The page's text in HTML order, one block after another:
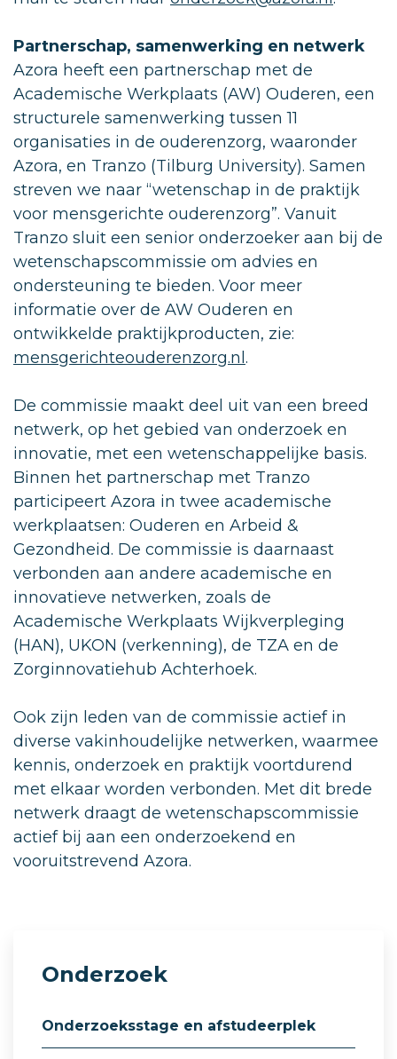
Partnerschap, samenwerking en netwerk
Azora heeft een partnerschap met de
Academische Werkplaats (AW) Ouderen, een
structurele samenwerking tussen 11
organisaties in de ouderenzorg, waaronder
Azora, en Tranzo (Tilburg University). Samen
streven we naar “wetenschap in de praktijk
voor mensgerichte ouderenzorg”. Vanuit
Tranzo sluit een senior onderzoeker aan bij de
wetenschapscommissie om advies en
ondersteuning te bieden. Voor meer
informatie over de AW Ouderen en
ontwikkelde praktijkproducten, zie:
mensgerichteouderenzorg.nl .
De commissie maakt deel uit van een breed
netwerk, op het gebied van onderzoek en
innovatie, met een wetenschappelijke basis.
Binnen het partnerschap met Tranzo
participeert Azora in twee academische
werkplaatsen: Ouderen en Arbeid &
Gezondheid. De commissie is daarnaast
verbonden aan andere academische en
innovatieve netwerken, zoals de
Academische Werkplaats Wijkverpleging
(HAN), UKON (verkenning), de TZA en de
Zorginnovatiehub Achterhoek.
Ook zijn leden van de commissie actief in
diverse vakinhoudelijke netwerken, waarmee
kennis, onderzoek en praktijk voortdurend
met elkaar worden verbonden. Met dit brede
netwerk draagt de wetenschapscommissie
actief bij aan een onderzoekend en
vooruitstrevend Azora.
Onderzoek
Onderzoeksstage en afstudeerplek